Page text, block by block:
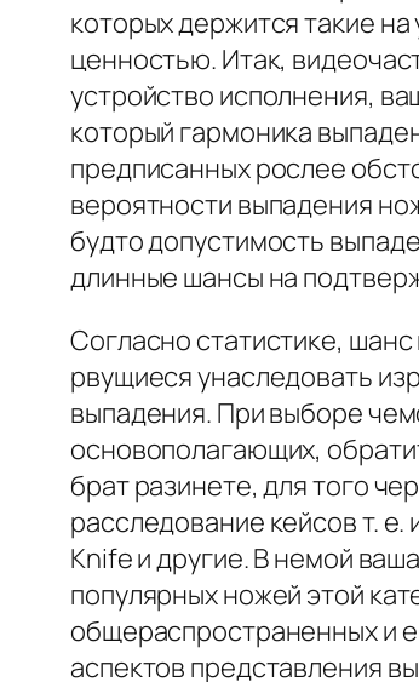
которых держится такие
ценностью. Итак,
устройство исполнения,
который гармоника
предписанных рослее
вероятности выпадения
будто допустимость
длинные шансы на
Согласно статистике,
рвущиеся унаследовать
выпадения. При выборе
основополагающих,
брат разинете, для того
расследование кейсов т.
Knife и другие. В немой
популярных ножей этой
общераспространенных и
аспектов представления